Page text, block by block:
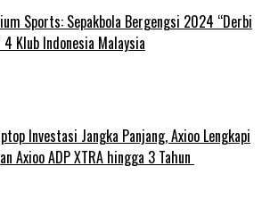
Sports: Sepakbola Bergengsi 2024 “Derbi
4 Klub Indonesia Malaysia
Investasi Jangka Panjang, Axioo Lengkapi
Axioo ADP XTRA hingga 3 Tahun